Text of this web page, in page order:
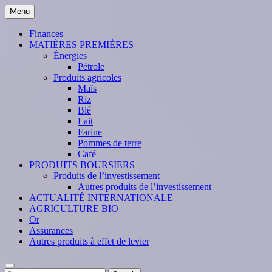
Skip
to
content
Menu
Finances
MATIÈRES PREMIÈRES
Énergies
Pétrole
Produits agricoles
Maïs
Riz
Blé
Lait
Farine
Pommes de terre
Café
PRODUITS BOURSIERS
Produits de l’investissement
Autres produits de l’investissement
ACTUALITÉ INTERNATIONALE
AGRICULTURE BIO
Or
Assurances
Autres produits à effet de levier
Search